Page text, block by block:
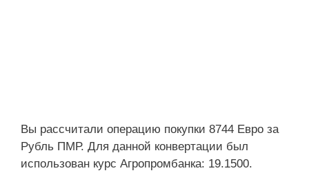
Вы рассчитали операцию покупки 8744 Евро за
Рубль ПМР. Для данной конвертации был
использован курс Агропромбанка: 19.1500.